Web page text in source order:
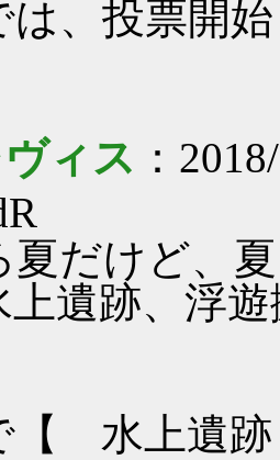
、投票開
ィス ：
夏だけど、
上遺跡、浮
【 水上遺